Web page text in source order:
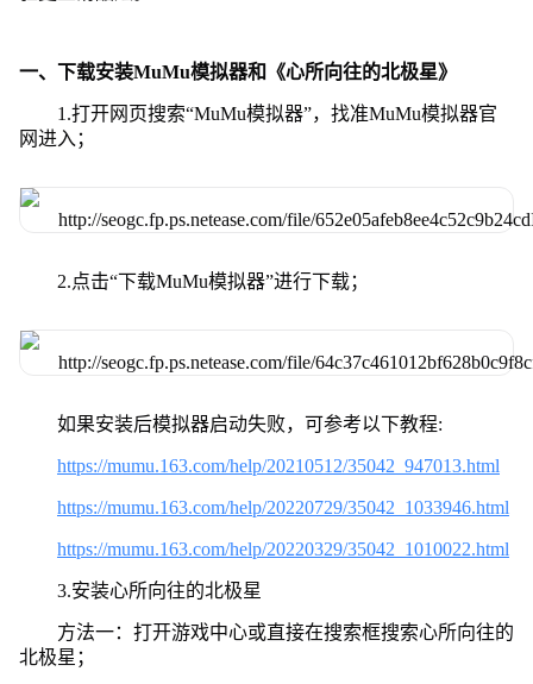
一、下载安装MuMu模拟器和《心所向往的北极星》
1.打开网页搜索“MuMu模拟器”，找准MuMu模拟器官
网进入；
2.点击“下载MuMu模拟器”进行下载；
如果安装后模拟器启动失败，可参考以下教程:
https://mumu.163.com/help/20210512/35042_947013.html
https://mumu.163.com/help/20220729/35042_1033946.html
https://mumu.163.com/help/20220329/35042_1010022.html
3.安装心所向往的北极星
方法一：打开游戏中心或直接在搜索框搜索心所向往的
北极星；